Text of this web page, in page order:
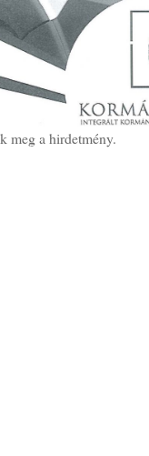
meg a hirdetmény.